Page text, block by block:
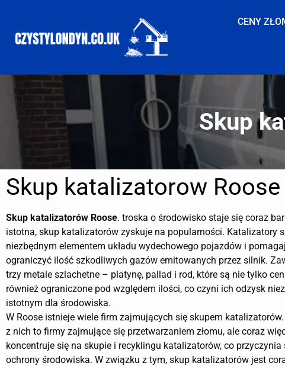
CENY
Skup
Skup katalizatorow Roose
Skup katalizatorów Roose. troska o środowisko staje się coraz
istotna, skup katalizatorów zyskuje na popularności. Katalizatory
niezbędnym elementem układu wydechowego pojazdów i
ograniczyć ilość szkodliwych gazów emitowanych przez silnik.
trzy metale szlachetne – platynę, pallad i rod, które są nie tylko
również ograniczone pod względem ilości, co czyni ich odzysk
istotnym dla środowiska.
W Roose istnieje wiele firm zajmujących się skupem
z nich to firmy zajmujące się przetwarzaniem złomu, ale coraz
koncentruje się na skupie i recyklingu katalizatorów, co przyczynia
ochrony środowiska. W związku z tym, skup katalizatorów jest